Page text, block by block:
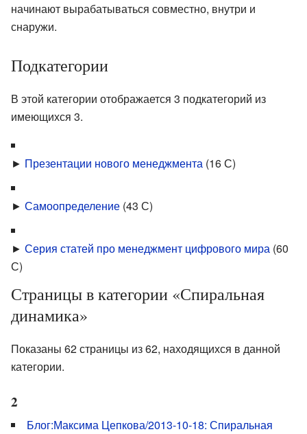
начинают вырабатываться совместно, внутри и
снаружи.
Подкатегории
В этой категории отображается 3 подкатегорий из
имеющихся 3.
► Презентации нового менеджмента (16 С)
► Самоопределение (43 С)
► Серия статей про менеджмент цифрового мира (60
С)
Страницы в категории «Спиральная
динамика»
Показаны 62 страницы из 62, находящихся в данной
категории.
2
Блог:Максима Цепкова/2013-10-18: Спиральная